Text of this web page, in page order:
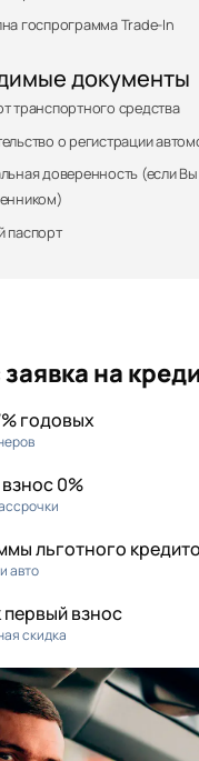
госпрограмма Trade-In
документы
транспортного средства
о регистрации
доверенность (если
паспорт
на
годовых
0%
льготного
авто
первый взнос
скидка